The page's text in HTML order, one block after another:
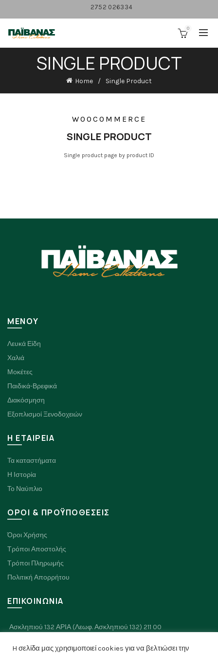
2752 026334
0
SINGLE PRODUCT
Home Single Product
WOOCOMMERCE
SINGLE PRODUCT
Single product page by product ID
ΜΕΝΟΥ
Λευκά Είδη
Χαλιά
Μοκέτες
Παιδικά-Βρεφικά
Διακόσμηση
Εξοπλισμοί Ξενοδοχειών
H ΕΤΑΙΡΕΙΑ
Τα καταστήματα
Η Ιστορία
Το Ναύπλιο
ΟΡΟΙ & ΠΡΟΫΠΟΘΕΣΕΙΣ
Όροι Χρήσης
Τρόποι Αποστολής
Τρόποι Πληρωμής
Πολιτική Απορρήτου
ΕΠΙΚΟΙΝΩΝΙΑ
Ασκληπιού 132 ΑΡΙΑ (Λεωφ. Ασκληπιού 132) 211 00
H σελίδα μας χρησιμοποιεί cookies για να βελτιώσει την